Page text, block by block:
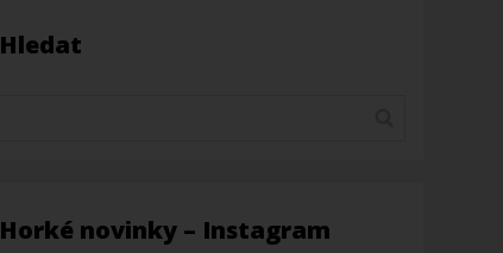
Hledat
Horké novinky – Instagram